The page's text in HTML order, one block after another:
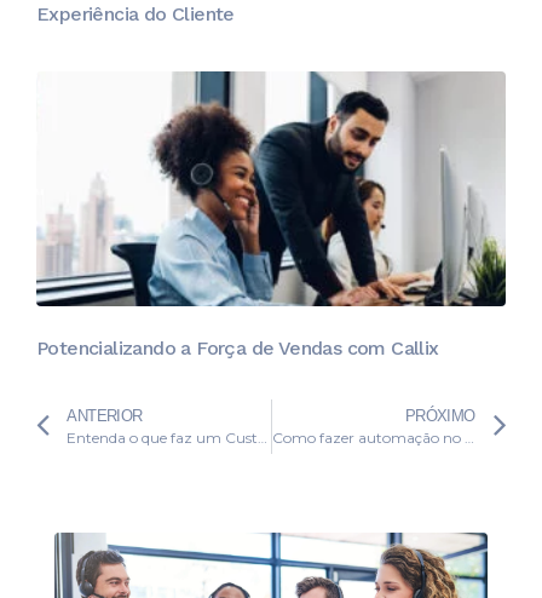
Experiência do Cliente
Potencializando a Força de Vendas com Callix
ANTERIOR
PRÓXIMO